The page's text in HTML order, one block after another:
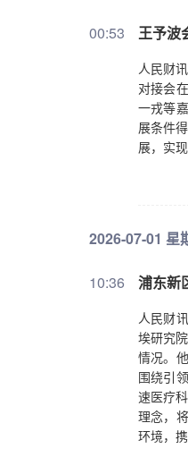
00:53 王予波
人民财
对接会
一戎等
展条件
展，实
2026-07-01 星
10:36 浦东新
人民财
埃研究
情况。
围绕引
速医疗
理念，
环境，